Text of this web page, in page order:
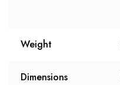
Weight
Dimensions